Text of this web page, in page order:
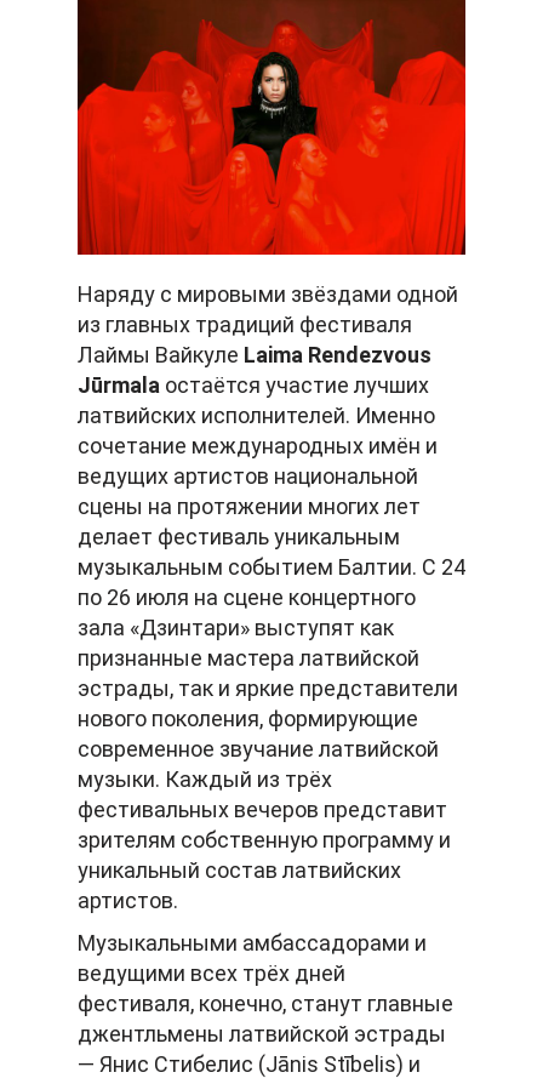
Наряду с мировыми звёздами одной
из главных традиций фестиваля
Лаймы Вайкуле Laima Rendezvous
Jūrmala остаётся участие лучших
латвийских исполнителей. Именно
сочетание международных имён и
ведущих артистов национальной
сцены на протяжении многих лет
делает фестиваль уникальным
музыкальным событием Балтии. С 24
по 26 июля на сцене концертного
зала «Дзинтари» выступят как
признанные мастера латвийской
эстрады, так и яркие представители
нового поколения, формирующие
современное звучание латвийской
музыки. Каждый из трёх
фестивальных вечеров представит
зрителям собственную программу и
уникальный состав латвийских
артистов.
Музыкальными амбассадорами и
ведущими всех трёх дней
фестиваля, конечно, станут главные
джентльмены латвийской эстрады
— Янис Стибелис (Jānis Stībelis) и